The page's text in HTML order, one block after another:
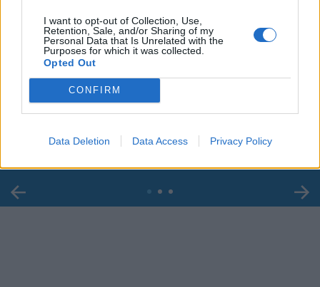
I want to opt-out of Collection, Use,
Retention, Sale, and/or Sharing of my
Personal Data that Is Unrelated with the
Purposes for which it was collected.
Opted Out
CONFIRM
Data Deletion Data Access Privacy Policy
00:00 01:16
Leonardo Maria Del Vecchio dall'ex compagna